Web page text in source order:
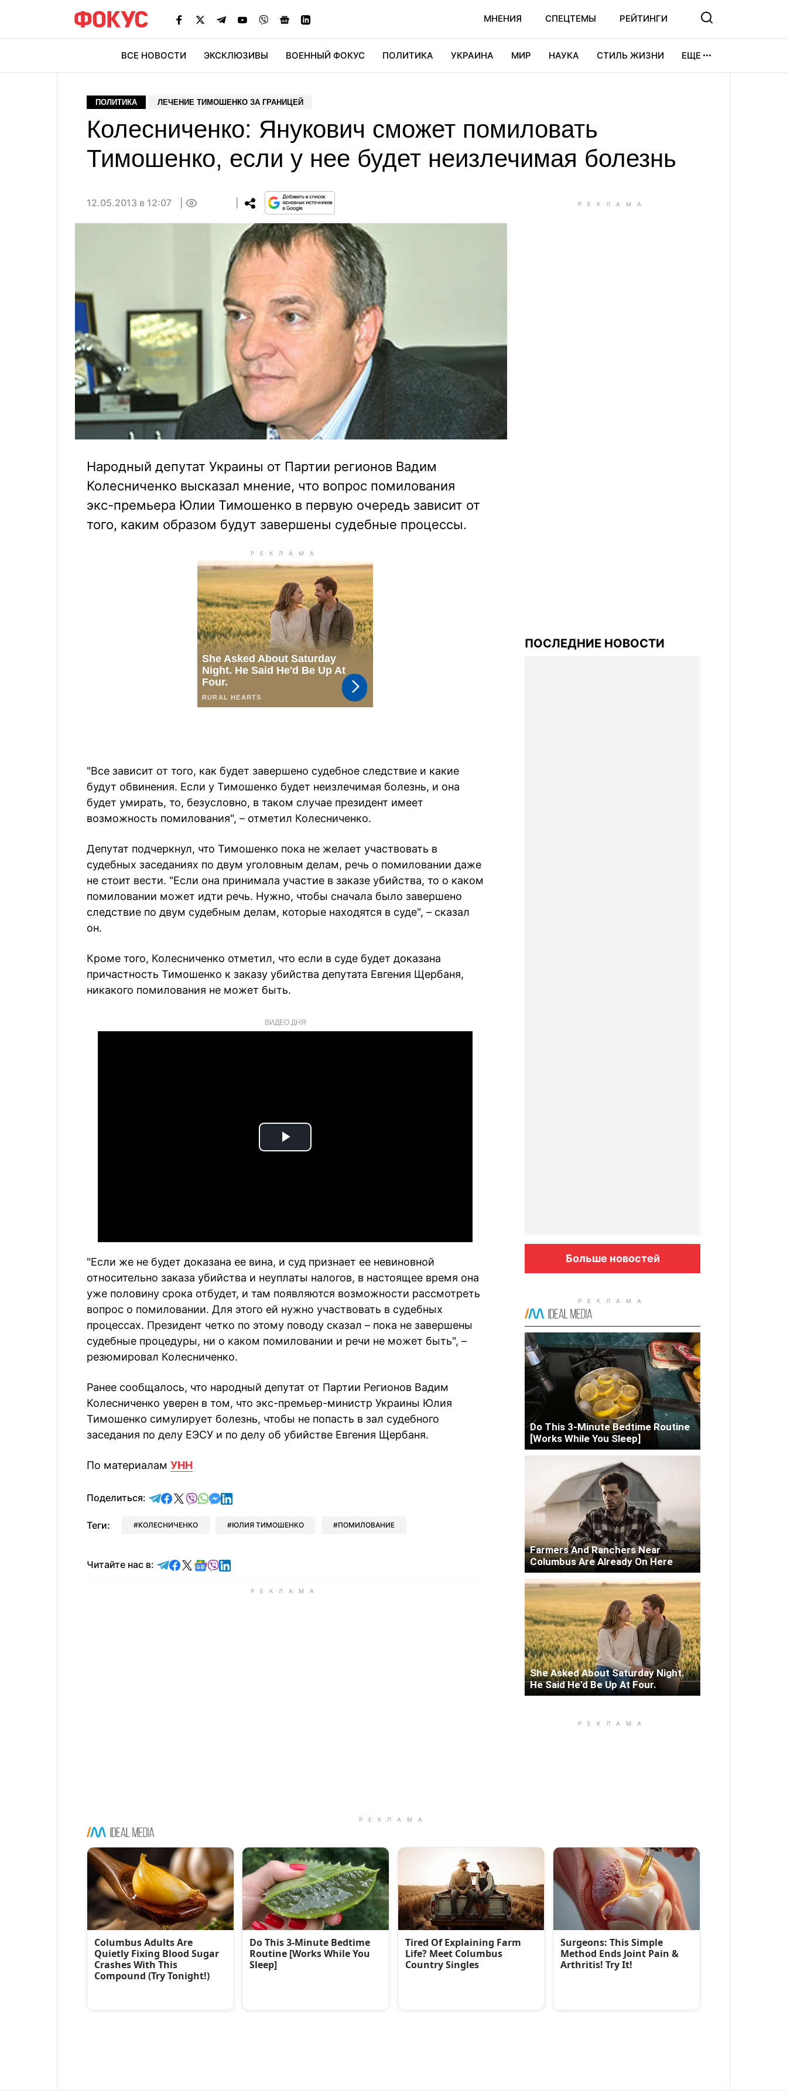
МНЕНИЯ СПЕЦТЕМЫ РЕЙТИНГИ
ВСЕ НОВОСТИ ЭКСКЛЮЗИВЫ ВОЕННЫЙ ФОКУС ПОЛИТИКА УКРАИНА МИР НАУКА СТИЛЬ ЖИЗНИ ЕЩЕ
ПОЛИТИКА ЛЕЧЕНИЕ ТИМОШЕНКО ЗА ГРАНИЦЕЙ
Колесниченко: Янукович сможет помиловать
Тимошенко, если у нее будет неизлечимая болезнь
12.05.2013 в 12:07
Народный депутат Украины от Партии регионов Вадим
Колесниченко высказал мнение, что вопрос помилования
экс-премьера Юлии Тимошенко в первую очередь зависит от
того, каким образом будут завершены судебные процессы.
"Все зависит от того, как будет завершено судебное следствие и какие
будут обвинения. Если у Тимошенко будет неизлечимая болезнь, и она
будет умирать, то, безусловно, в таком случае президент имеет
возможность помилования", – отметил Колесниченко.
Депутат подчеркнул, что Тимошенко пока не желает участвовать в
судебных заседаниях по двум уголовным делам, речь о помиловании даже
не стоит вести. "Если она принимала участие в заказе убийства, то о каком
помиловании может идти речь. Нужно, чтобы сначала было завершено
следствие по двум судебным делам, которые находятся в суде", – сказал
он.
Кроме того, Колесниченко отметил, что если в суде будет доказана
причастность Тимошенко к заказу убийства депутата Евгения Щербаня,
никакого помилования не может быть.
ВИДЕО ДНЯ
Play
"Если же не будет доказана ее вина, и суд признает ее невиновной
относительно заказа убийства и неуплаты налогов, в настоящее время она
уже половину срока отбудет, и там появляются возможности рассмотреть
вопрос о помиловании. Для этого ей нужно участвовать в судебных
процессах. Президент четко по этому поводу сказал – пока не завершены
судебные процедуры, ни о каком помиловании и речи не может быть", –
резюмировал Колесниченко.
Ранее сообщалось, что народный депутат от Партии Регионов Вадим
Колесниченко уверен в том, что экс-премьер-министр Украины Юлия
Тимошенко симулирует болезнь, чтобы не попасть в зал судебного
заседания по делу ЕЭСУ и по делу об убийстве Евгения Щербаня.
По материалам УНН
Поделиться: отправить в Telegram
поделиться в Facebook
поделиться в X
отправить в Viber
отправить в Whatsapp
отправить в Messenger
отправить в LinkedIn
Теги: КОЛЕСНИЧЕНКО ЮЛИЯ ТИМОШЕНКО ПОМИЛОВАНИЕ
Читайте нас в: Читайте в Telegram
Читайте в Facebook
Читайте в X
Читайте в Google news
Читайте в Viber
Читайте в LinkedIn
ПОСЛЕДНИЕ НОВОСТИ
Больше новостей